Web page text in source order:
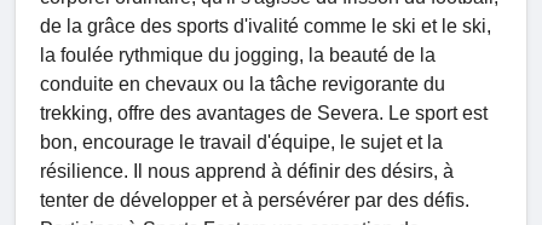
de la grâce des sports d'ivalité comme le ski et le ski,
la foulée rythmique du jogging, la beauté de la
conduite en chevaux ou la tâche revigorante du
trekking, offre des avantages de Severa. Le sport est
bon, encourage le travail d'équipe, le sujet et la
résilience. Il nous apprend à définir des désirs, à
tenter de développer et à persévérer par des défis.